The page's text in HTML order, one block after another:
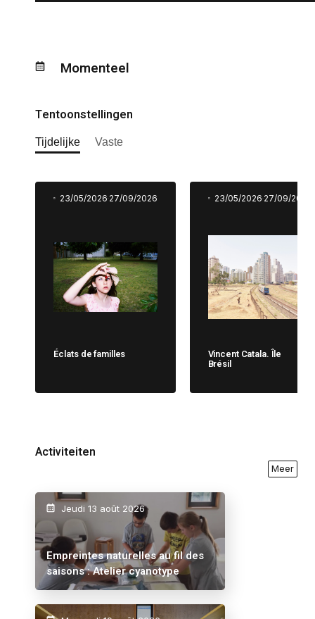
Momenteel
Tentoonstellingen
Tijdelijke Vaste
23/05/2026 27/09/2026
Éclats de familles
23/05/2026 27/09/2026
Vincent Catala. Île
Brésil
Activiteiten
Meer
Jeudi 13 août 2026
Empreintes naturelles au fil des
saisons : Atelier cyanotype